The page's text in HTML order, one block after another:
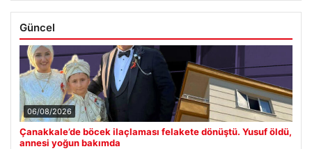
Güncel
06/08/2026
Çanakkale’de böcek ilaçlaması felakete dönüştü. Yusuf öldü,
annesi yoğun bakımda